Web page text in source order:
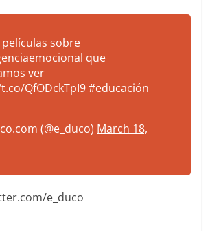
películas sobre
que
ver
QfODckTpI9 #educación
(@e_duco) March 18,
e_duco